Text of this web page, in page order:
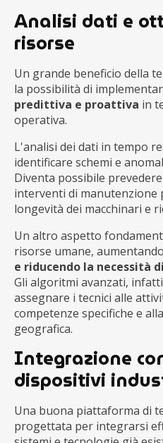
Analisi dati e
risorse
Un grande beneficio della
la possibilità di
predittiva e proattiva in
operativa.
L'analisi dei dati in tempo
identificare schemi e
Diventa possibile
interventi di manutenzione
longevità dei macchinari e
Un altro aspetto
risorse umane, aumentando
e riducendo la necessità
Gli algoritmi avanzati,
assegnare i tecnici alle
competenze specifiche e
geografica.
Integrazione
dispositivi
Una buona piattaforma di
progettata per integrarsi